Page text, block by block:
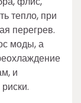
тепло, при
перегрев.
моды, а
и